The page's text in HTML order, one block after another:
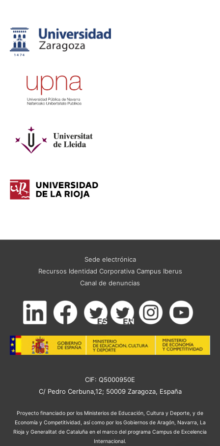
Sede electrónica
Recursos Identidad Corporativa Campus Iberus
Canal de denuncias
CIF: Q5000950E
C/ Pedro Cerbuna,12; 50009 Zaragoza, España
Proyecto financiado por los Ministerios de Educación, Cultura y Deporte, y de
Economía y Competitividad, así como por los Gobiernos de Aragón, Navarra, La
Rioja y Generalitat de Cataluña en el marco del programa Campus de Excelencia
Internacional.